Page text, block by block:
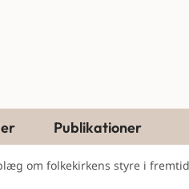
Publikationer
om folkekirkens styre i